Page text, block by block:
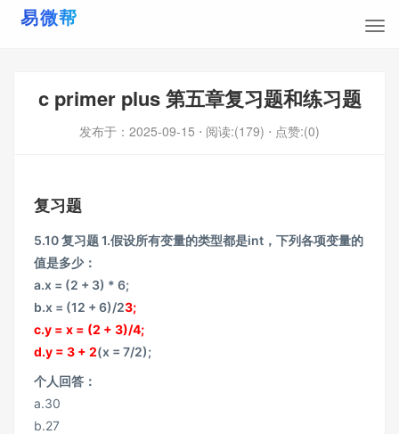
c primer plus 第五章复习题和练习题
发布于： 2025-09-15 ⋅ 阅读:(179) ⋅ 点赞:(0)
复习题
5.10 复习题 1.假设所有变量的类型都是int，下列各项变量的
值是多少：
a.x = (2 + 3) * 6;
b.x = (12 + 6)/23;
c.y = x = (2 + 3)/4;
d.y = 3 + 2(x = 7/2);
个人回答：
a.30
b.27